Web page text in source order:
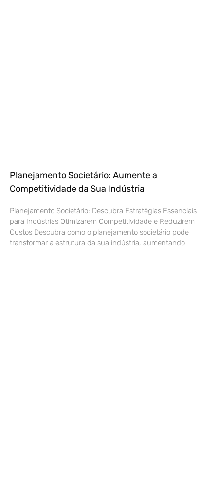
Planejamento Societário: Aumente a
Competitividade da Sua Indústria
Planejamento Societário: Descubra Estratégias Essenciais
para Indústrias Otimizarem Competitividade e Reduzirem
Custos Descubra como o planejamento societário pode
transformar a estrutura da sua indústria, aumentando